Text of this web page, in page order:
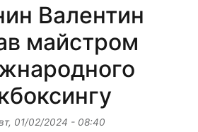
Валентин
майстром
01/02/2024 - 08:40